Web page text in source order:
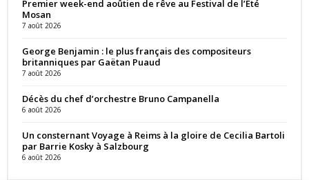
Premier week-end aoûtien de rêve au Festival de l’Été
Mosan
7 août 2026
George Benjamin : le plus français des compositeurs
britanniques par Gaëtan Puaud
7 août 2026
Décès du chef d’orchestre Bruno Campanella
6 août 2026
Un consternant Voyage à Reims à la gloire de Cecilia Bartoli
par Barrie Kosky à Salzbourg
6 août 2026